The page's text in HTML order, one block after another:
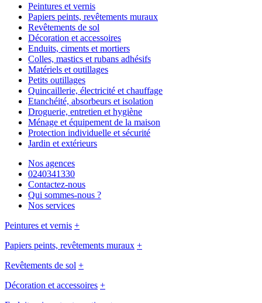
Peintures et vernis
Papiers peints, revêtements muraux
Revêtements de sol
Décoration et accessoires
Enduits, ciments et mortiers
Colles, mastics et rubans adhésifs
Matériels et outillages
Petits outillages
Quincaillerie, électricité et chauffage
Etanchéité, absorbeurs et isolation
Droguerie, entretien et hygiène
Ménage et équipement de la maison
Protection individuelle et sécurité
Jardin et extérieurs
Nos agences
0240341330
Contactez-nous
Qui sommes-nous ?
Nos services
Peintures et vernis +
Papiers peints, revêtements muraux +
Revêtements de sol +
Décoration et accessoires +